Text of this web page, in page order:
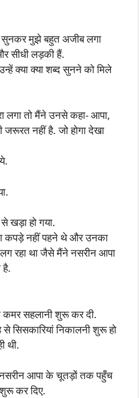
मुझे बहुत अजीब लगा
सीधी लड़की हैं.
क्या क्या शब्द सुनने को मिले
लगा तो मैंने उनसे कहा- आपा,
नहीं है. जो होगा देखा
खड़ा हो गया.
कपड़े नहीं पहने थे और उनका
रहा था जैसे मैंने नसरीन आपा
है.
कमर सहलानी शुरू कर दी.
सिसकारियां निकालनी शुरू हो
थी.
आपा के चूतड़ों तक पहुँच
कर दिए.